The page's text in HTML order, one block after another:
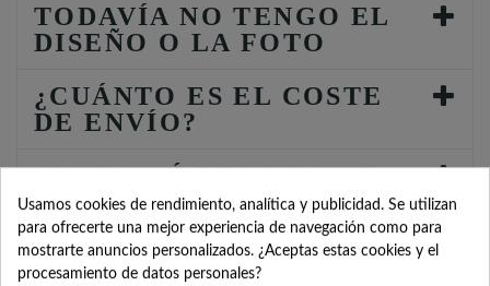
TODAVÍA NO TENGO EL
DISEÑO O LA FOTO
¿CUÁNTO ES EL COSTE
DE ENVÍO?
¿POR QUÉ TENGO QUE
INDICAR FECHA DEL
EVENTO?
Usamos cookies de rendimiento, analítica y publicidad. Se utilizan
para ofrecerte una mejor experiencia de navegación como para
mostrarte anuncios personalizados. ¿Aceptas estas cookies y el
procesamiento de datos personales?